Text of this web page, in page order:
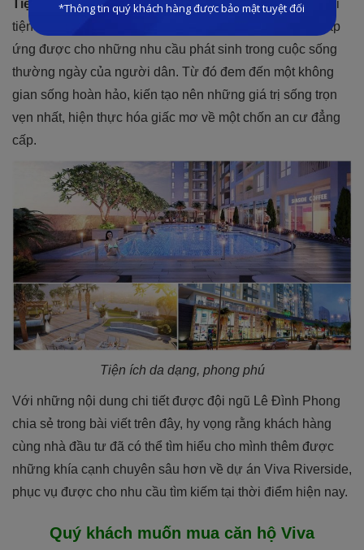
Tiện ích đa dạng:Chủ đầu tư sẽ trang bị tại dự án chuỗi
tiện ích nội khu vô cùng đẳng cấp, hứa hẹn sẽ có thể đáp
ứng được cho những nhu cầu phát sinh trong cuộc sống
thường ngày của người dân. Từ đó đem đến một không
gian sống hoàn hảo, kiến tạo nên những giá trị sống trọn
vẹn nhất, hiện thực hóa giấc mơ về một chốn an cư đẳng
cấp.
Tiện ích da dạng, phong phú
Với những nội dung chi tiết được đội ngũ Lê Đình Phong
chia sẻ trong bài viết trên đây, hy vọng rằng khách hàng
cùng nhà đầu tư đã có thể tìm hiểu cho mình thêm được
những khía cạnh chuyên sâu hơn về dự án Viva Riverside,
phục vụ được cho nhu cầu tìm kiếm tại thời điểm hiện nay.
Quý khách muốn mua căn hộ Viva